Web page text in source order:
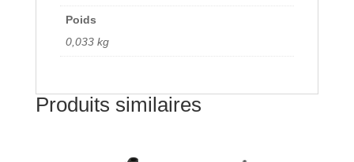
Poids
0,033 kg
Produits similaires